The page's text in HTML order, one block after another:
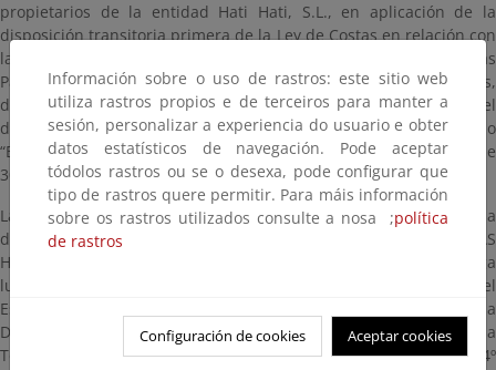
propietarios de la entidad Hati Hati, S.L., en aplicación de la
disposición transitoria primera de la Ley de Costas en relación con
la finca registral nº 30.650 en el registro de la Propiedad de Las
Palmas nº4, situada en Quintanilla, 60, en el barrio de San Andrés,
del T.M de Arucas, en la isla de Gran Canaria, incluida en el
dominio público marítimo-terrestre por deslinde denominado
“Barranco Azuaje – Barranco Bañaderos”, aprobado por O.M. de
30 de marzo de 2006.
La documentación que sirve de base a la solicitud estará a
disposición del público durante un plazo de VEINTE (20) DÍAS
HÁBILES, contados a partir del día siguiente a aquel en que tenga
lugar la publicación de este anuncio en el Boletín Oficial del
Estado, pudiendo ser examinado en las oficinas de la
Demarcación de Costas de Canarias en Gran Canaria (Explanada
Tomás Quevedo Ramírez s/n, edificio de la autoridad portuaria 4º
Información sobre o uso de rastros: este sitio web
utiliza rastros propios e de terceiros para manter a
sesión, personalizar a experiencia do usuario e obter
datos estatísticos de navegación. Pode aceptar
tódolos rastros ou se o desexa, pode configurar que
tipo de rastros quere permitir. Para máis información
sobre os rastros utilizados consulte a nosa ;política
de rastros
Configuración de cookies Aceptar cookies